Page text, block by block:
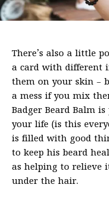
There’s also a little
a card with different
them on your skin –
a mess if you mix
Badger Beard Balm
your life (is this
is filled with good
to keep his beard
as helping to relieve
under the hair.